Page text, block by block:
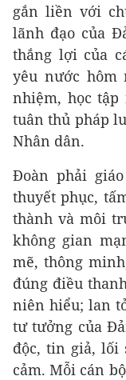
gắn liền với
lãnh đạo của
thắng lợi của
yêu nước hôm
nhiệm, học tập
tuân thủ pháp
Nhân dân.
Đoàn phải
thuyết phục,
thành và môi
không gian
mẽ, thông
đúng điều
niên hiểu; lan
tư tưởng của
độc, tin giả, lối
cảm. Mỗi cán